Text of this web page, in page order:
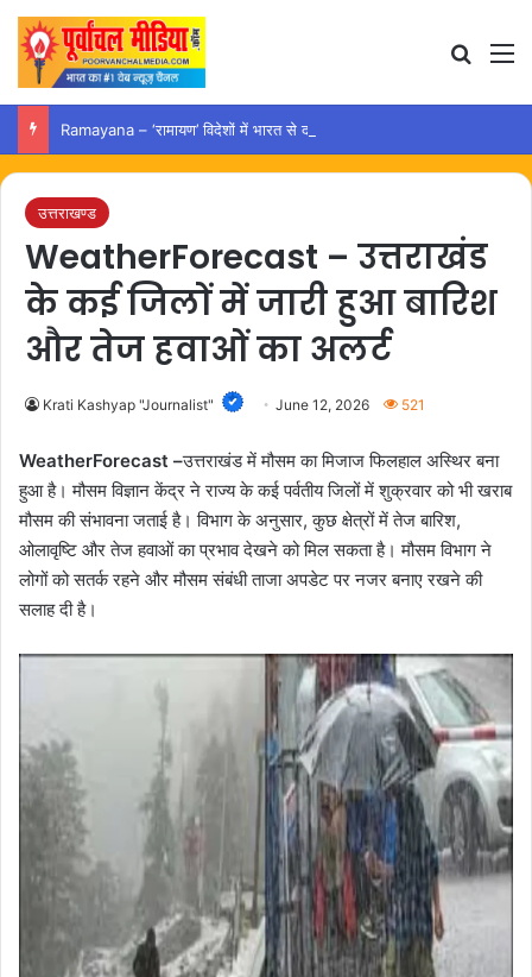
उत्तराखण्ड
WeatherForecast – उत्तराखंड
के कई जिलों में जारी हुआ बारिश
और तेज हवाओं का अलर्ट
Krati Kashyap "Journalist" June 12, 2026 521
WeatherForecast –उत्तराखंड में मौसम का मिजाज फिलहाल अस्थिर बना
हुआ है। मौसम विज्ञान केंद्र ने राज्य के कई पर्वतीय जिलों में शुक्रवार को भी खराब
मौसम की संभावना जताई है। विभाग के अनुसार, कुछ क्षेत्रों में तेज बारिश,
ओलावृष्टि और तेज हवाओं का प्रभाव देखने को मिल सकता है। मौसम विभाग ने
लोगों को सतर्क रहने और मौसम संबंधी ताजा अपडेट पर नजर बनाए रखने की
सलाह दी है।